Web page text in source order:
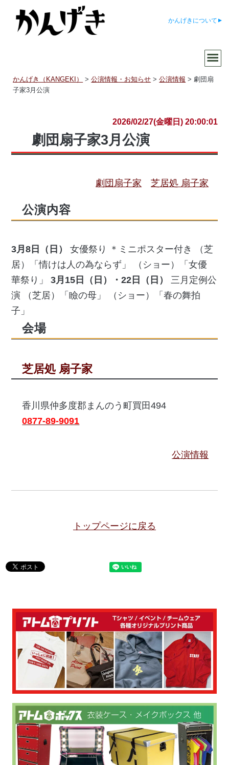
かんげきについて
かんげき（KANGEKI） >公演情報・お知らせ >公演情報 >劇団扇
子家3月公演
2026/02/27(金曜日) 20:00:01
劇団扇子家3月公演
劇団扇子家 芝居処 扇子家
公演内容
3月8日（日）
女優祭り ＊ミニポスター付き （芝
居）「情けは人の為ならず」 （ショー）「女優
華祭り」 3月15日（日）・22日（日）
三月定例公
演 （芝居）「瞼の母」 （ショー）「春の舞拍
子」
会場
芝居処 扇子家
香川県仲多度郡まんのう町買田494
0877-89-9091
公演情報
トップページに戻る